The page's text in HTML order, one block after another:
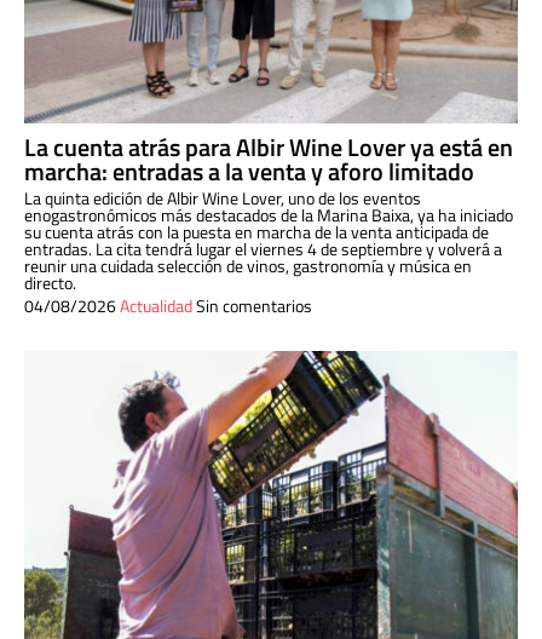
La cuenta atrás para Albir Wine Lover ya está en
marcha: entradas a la venta y aforo limitado
La quinta edición de Albir Wine Lover, uno de los eventos
enogastronómicos más destacados de la Marina Baixa, ya ha iniciado
su cuenta atrás con la puesta en marcha de la venta anticipada de
entradas. La cita tendrá lugar el viernes 4 de septiembre y volverá a
reunir una cuidada selección de vinos, gastronomía y música en
directo.
04/08/2026ActualidadSin comentarios